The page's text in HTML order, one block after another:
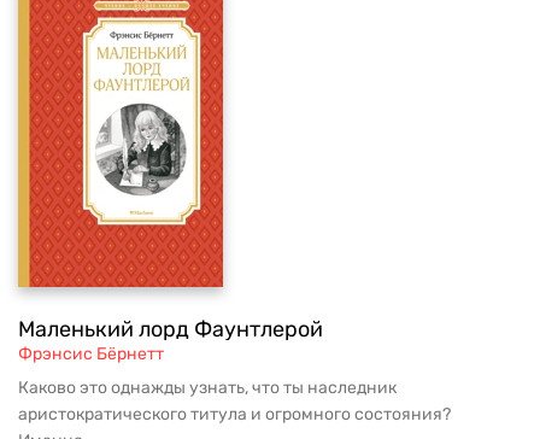
Маленький лорд Фаунтлерой
Фрэнсис Бёрнетт
Каково это однажды узнать, что ты наследник
аристократического титула и огромного состояния?